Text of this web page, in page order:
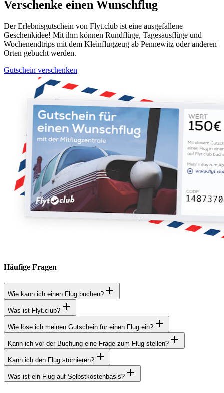
Verschenke einen Wunschflug
Der Erlebnisgutschein von Flyt.club ist eine ausgefallene
Geschenkidee! Mit ihm können Rundflüge, Tagesausflüge und
Wochenendtrips mit dem Kleinflugzeug ab Pennewitz oder anderen
Orten gebucht werden.
Gutschein verschenken
Häufige Fragen
Wie kann ich einen Flug buchen?
Was ist Flyt.club?
Wie löse ich meinen Gutschein für einen Flug ein?
Kann ich vor der Buchung eine Frage zum Flug stellen?
Kann ich den Flug stornieren?
Was ist ein Flug auf Selbstkostenbasis?